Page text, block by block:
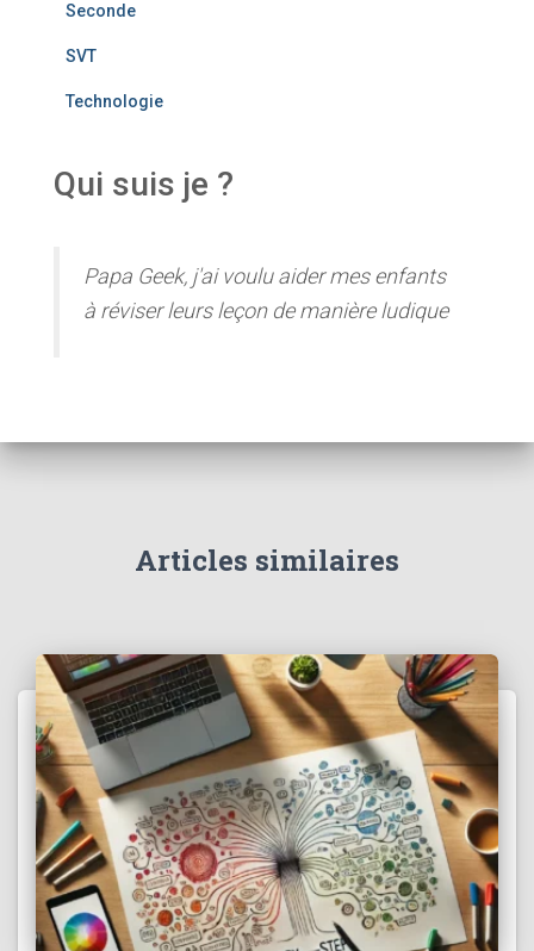
Seconde
SVT
Technologie
Qui suis je ?
Papa Geek, j'ai voulu aider mes enfants
à réviser leurs leçon de manière ludique
Articles similaires